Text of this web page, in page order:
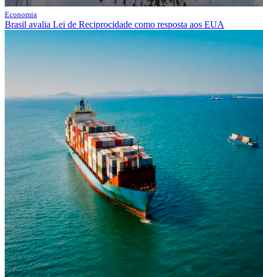
Economia
Brasil avalia Lei de Reciprocidade como resposta aos EUA